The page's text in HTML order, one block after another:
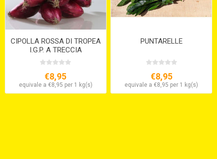
CIPOLLA ROSSA DI TROPEA
I.G.P. A TRECCIA
€8,95
equivale a €8,95 per 1 kg(s)
PUNTARELLE
€8,95
equivale a €8,95 per 1 kg(s)